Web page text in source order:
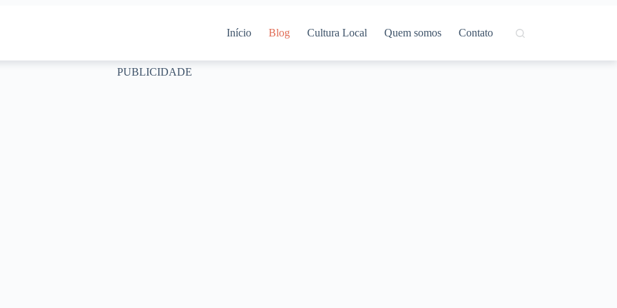
Início Blog Cultura Local Quem somos Contato
PUBLICIDADE